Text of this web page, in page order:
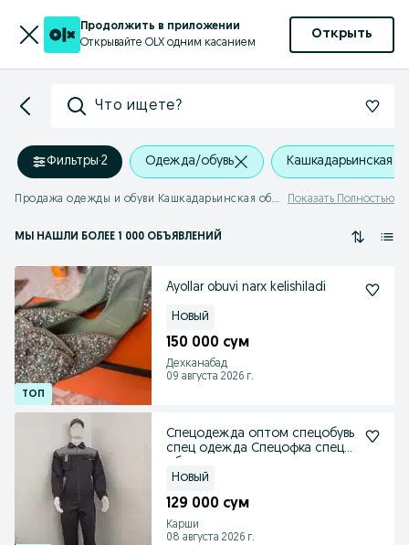
Продолжить в приложении
Открывайте OLX одним касанием
Открыть
Что ищете?
Фильтры·2 Одежда/обувь Кашкадарьинская
Продажа одежды и обуви Кашкадарьинская область Показать Полностью
МЫ НАШЛИ БОЛЕЕ 1 000 ОБЪЯВЛЕНИЙ
Ayollar obuvi narx kelishiladi
Новый
150 000 сум
Дехканабад
09 августа 2026 г.
Спецодежда оптом спецобувь
спец одежда Спецофка спец
Новый
129 000 сум
Карши
08 августа 2026 г.